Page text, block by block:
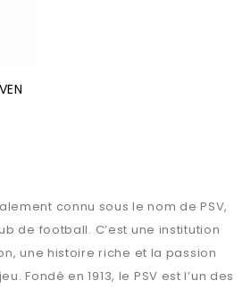
connu sous le nom de PSV,
de football. C’est une institution
une histoire riche et la passion
Fondé en 1913, le PSV est l’un des